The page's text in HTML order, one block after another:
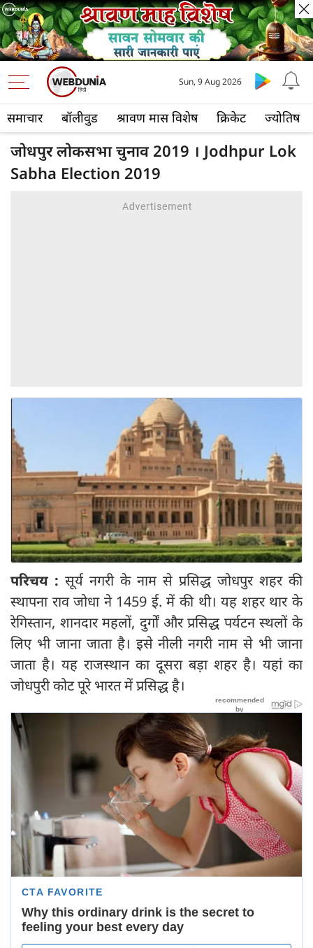
समाचार बॉलीवुड श्रावण मास विशेष क्रिकेट ज्योतिष
Sun, 9 Aug 2026
जोधपुर लोकसभा चुनाव 2019 । Jodhpur Lok
Sabha Election 2019
परिचय : सूर्य नगरी के नाम से प्रसिद्ध जोधपुर शहर की
स्थापना राव जोधा ने 1459 ई. में की थी। यह शहर थार के
रेगिस्तान, शानदार महलों, दुर्गों और प्रसिद्ध पर्यटन स्थलों के
लिए भी जाना जाता है। इसे नीली नगरी नाम से भी जाना
जाता है। यह राजस्थान का दूसरा बड़ा शहर है। यहां का
जोधपुरी कोट पूरे भारत में प्रसिद्ध है।